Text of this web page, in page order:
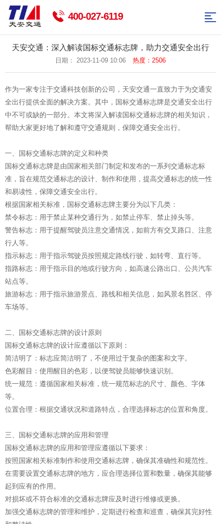
400-027-6119
网
站
航
智
志
杆
能
灯
新
资
讯
系
我
们
返
回
首
页
天安交通：深入解读国标交通标志牌，助力交通安全出行
日期： 2023-11-09 10:06 热度：2506
作为一家专注于交通科技创新的公司，天安交通一直致力于为交通安
全出行提供全面的解决方案。其中，国标交通标志牌是交通安全出行
中不可或缺的一部分。本文将深入解读国标交通标志牌的相关知识，
帮助大家更好地了解和遵守交通规则，保障交通安全出行。
一、国标交通标志牌的定义和种类
国标交通标志牌是由国家相关部门制定和发布的一系列交通标志标
准，旨在规范交通标志的设计、制作和使用，提高交通标志的统一性
和易读性，保障交通安全出行。
根据国家相关标准，国标交通标志牌主要分为以下几类：
禁令标志：用于禁止某种交通行为，如禁止停车、禁止掉头等。
警告标志：用于提醒驾驶员注意交通情况，如前方有交叉路口、注意
行人等。
指示标志：用于指示驾驶员按照规定路线行驶，如转弯、直行等。
指路标志：用于指示目的地或行驶方向，如高速公路出口、公共汽车
站点等。
旅游标志：用于指示旅游景点、路线和相关信息，如风景名胜区、停
车场等。
二、国标交通标志牌的设计原则
国标交通标志牌的设计应遵循以下原则：
简洁明了：标志应简洁明了，不使用过于复杂的图案和文字。
色彩醒目：使用醒目的色彩，以便驾驶员能够快速识别。
统一规范：遵循国家相关标准，统一规范标志的尺寸、颜色、字体
等。
位置合理：根据交通状况和道路特点，合理选择标志的位置和角度。
三、国标交通标志牌的应用和管理
国标交通标志牌的应用和管理应遵循以下要求：
按照国家相关标准制作和使用交通标志牌，确保其准确性和规范性。
在需要设置交通标志牌的地方，应合理选择位置和数量，确保其能够
起到应有的作用。
对损坏或不符合标准的交通标志牌应及时进行维修或更换。
加强交通标志牌的管理和维护，定期进行检查和巡查，确保其完好性